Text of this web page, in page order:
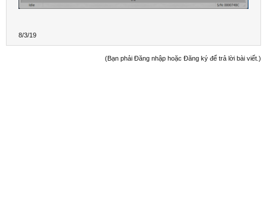
8/3/19
(Bạn phải Đăng nhập hoặc Đăng ký để trả lời bài viết.)